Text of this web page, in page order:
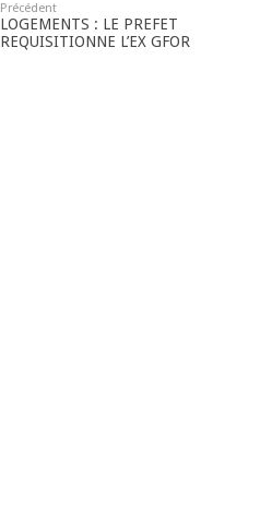
Précédent
LOGEMENTS : LE PREFET
REQUISITIONNE L’EX GFOR